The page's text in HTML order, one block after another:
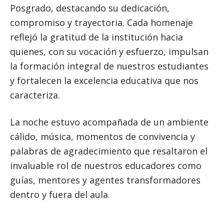
Posgrado, destacando su dedicación,
compromiso y trayectoria. Cada homenaje
reflejó la gratitud de la institución hacia
quienes, con su vocación y esfuerzo, impulsan
la formación integral de nuestros estudiantes
y fortalecen la excelencia educativa que nos
caracteriza.
La noche estuvo acompañada de un ambiente
cálido, música, momentos de convivencia y
palabras de agradecimiento que resaltaron el
invaluable rol de nuestros educadores como
guías, mentores y agentes transformadores
dentro y fuera del aula.